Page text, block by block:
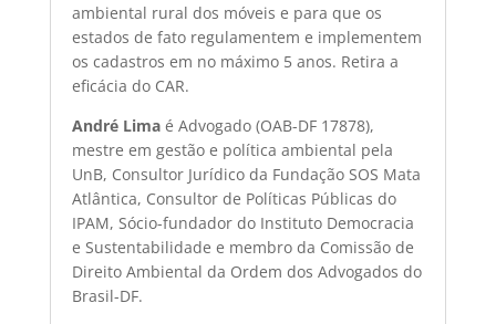
ambiental rural dos móveis e para que os
estados de fato regulamentem e implementem
os cadastros em no máximo 5 anos. Retira a
eficácia do CAR.
André Limaé Advogado (OAB-DF 17878),
mestre em gestão e política ambiental pela
UnB, Consultor Jurídico da Fundação SOS Mata
Atlântica, Consultor de Políticas Públicas do
IPAM, Sócio-fundador do Instituto Democracia
e Sustentabilidade e membro da Comissão de
Direito Ambiental da Ordem dos Advogados do
Brasil-DF.